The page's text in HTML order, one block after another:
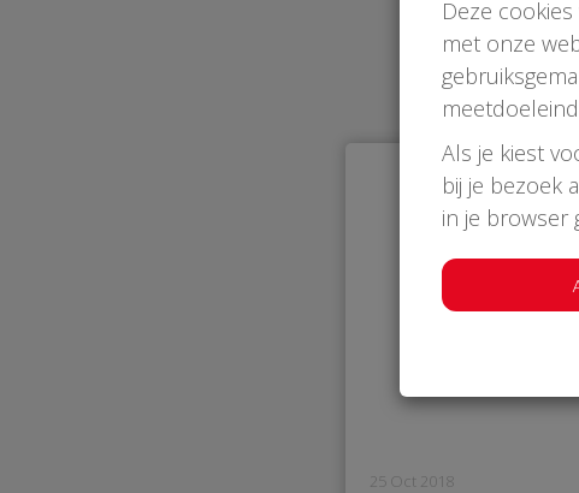
25 Oct 2018
Deze
met onze
Als je kiest
bij je bezoek
in je browser